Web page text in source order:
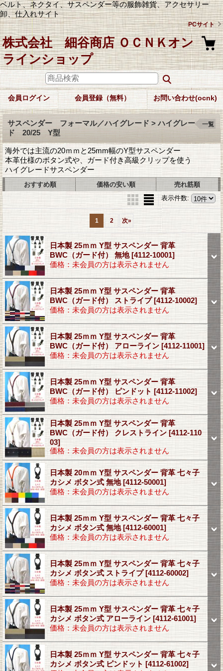
ベルト、ネクタイ、サスペンダー等の服飾雑貨、アクセサリー
卸、仕入れサイト
PCサイト
株式会社 細谷商店 ＯＣＮＫオン
ラインショップ
会員ログイン 会員登録（無料） お問い合わせ(ocnk)
サスペンダー フォーマル／ハイグレード > ハイグレー
ド 20/25 Y型
海外では主流の20ｍｍと25mm幅のY型サスペンダー
本革仕様のボタン式や、ガード付き高級クリップを使う
ハイグレードサスペンダー
一覧
おすすめ順 価格の安い順
売れ筋順
表示件数:
1 2 次»
日本製 25ｍｍ Y型 サスペンダー 背革
BWC（ガード付） 無地[4112-10001]
価格：未会員の方は表示されません
日本製 25ｍｍ Y型 サスペンダー 背革
BWC（ガード付） ストライプ[4112-10002]
価格：未会員の方は表示されません
日本製 25ｍｍ Y型 サスペンダー 背革
BWC（ガード付） アローライン [4112-11001]
価格：未会員の方は表示されません
日本製 25ｍｍ Y型 サスペンダー 背革
BWC（ガード付） ピンドット [4112-11002]
価格：未会員の方は表示されません
日本製 25ｍｍ Y型 サスペンダー 背革
BWC（ガード付） クレストライン [4112-110
03]
価格：未会員の方は表示されません
日本製 20ｍｍ Y型 サスペンダー 背革 七々子
カシメ ボタン式 無地[4112-50001]
価格：未会員の方は表示されません
日本製 25ｍｍ Y型 サスペンダー 背革 七々子
カシメ ボタン式 無地[4112-60001]
価格：未会員の方は表示されません
日本製 25ｍｍ Y型 サスペンダー 背革 七々子
カシメ ボタン式 ストライプ[4112-60002]
価格：未会員の方は表示されません
日本製 25ｍｍ Y型 サスペンダー 背革 七々子
カシメ ボタン式 アローライン [4112-61001]
価格：未会員の方は表示されません
日本製 25ｍｍ Y型 サスペンダー 背革 七々子
カシメ ボタン式 ピンドット [4112-61002]